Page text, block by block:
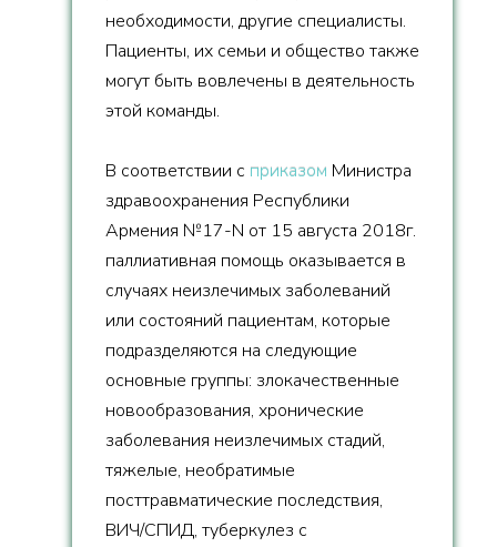
необходимости, другие специалисты.
Пациенты, их семьи и общество также
могут быть вовлечены в деятельность
этой команды.
В соответствии с приказом Министра
здравоохранения Республики
Армения №17-N от 15 августа 2018г.
паллиативная помощь оказывается в
случаях неизлечимых заболеваний
или состояний пациентам, которые
подразделяются на следующие
основные группы: злокачественные
новообразования, хронические
заболевания неизлечимых стадий,
тяжелые, необратимые
посттравматические последствия,
ВИЧ/СПИД, туберкулез с